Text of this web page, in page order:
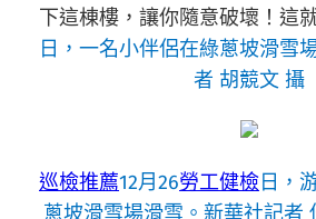
下這棟樓，讓你隨意破壞！這就
日，一名小伴侶在綠蔥坡滑雪
者 胡競文 攝
巡檢推薦12月26勞工健檢日，
蔥坡滑雪場滑雪。新華社記者